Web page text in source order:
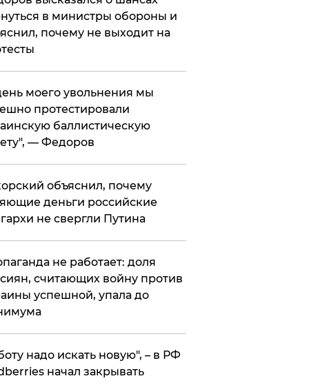
в министры обороны и
почему не выходит на
моего увольнения мы
протестировали
баллистическую
— Федоров
объяснил, почему
деньги российские
не свергли Путина
не работает: доля
считающих войну против
успешной, упала до
надо искать новую", – в РФ
начал закрывать